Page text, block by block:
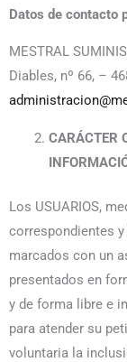
Datos de contacto
MESTRAL
Diables, nº 66, –
CARÁCTER
Los USUARIOS,
correspondientes
marcados con un
presentados en
y de forma libre e
para atender su
voluntaria la